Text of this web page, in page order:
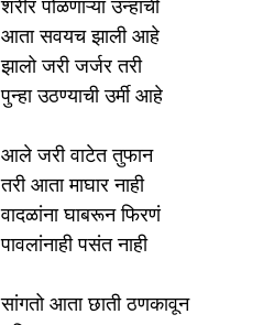
शरीर पोळणाऱ्या उन्हाची
आता सवयच झाली आहे
झालो जरी जर्जर तरी
पुन्हा उठण्याची उर्मी आहे
आले जरी वाटेत तुफान
तरी आता माघार नाही
वादळांना घाबरून फिरणं
पावलांनाही पसंत नाही
सांगतो आता छाती ठणकावून